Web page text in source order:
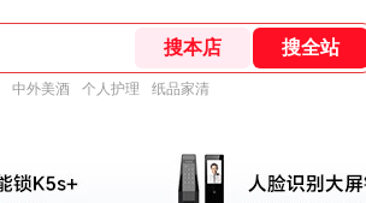
中外美酒 个人护理 纸品家清